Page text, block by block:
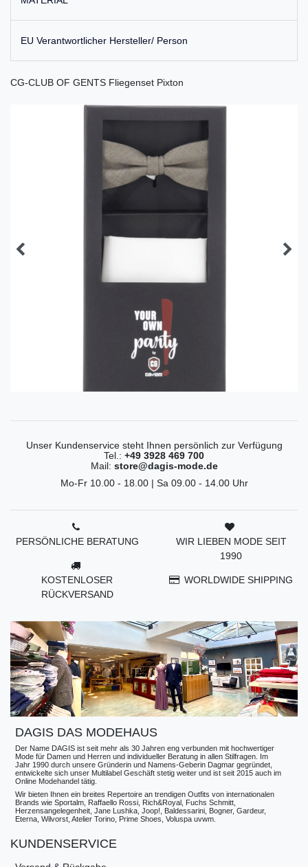
EU Verantwortlicher Hersteller/ Person
CG-CLUB OF GENTS Fliegenset Pixton
Unser Kundenservice steht Ihnen persönlich zur Verfügung
Tel.: +49 3928 469 700
Mail: store@dagis-mode.de
Mo-Fr 10.00 - 18.00 | Sa 09.00 - 14.00 Uhr
PERSÖNLICHE BERATUNG
KOSTENLOSER
RÜCKVERSAND
WIR LIEBEN MODE SEIT
1990
WORLDWIDE SHIPPING
DAGIS DAS MODEHAUS
Der Name DAGIS ist seit mehr als 30 Jahren eng verbunden mit hochwertiger
Mode für Damen und Herren und individueller Beratung in allen Stilfragen. Im
Jahr 1990 durch unsere Gründerin und Namens-Geberin Dagmar gegründet,
entwickelte sich unser Multilabel Geschäft stetig weiter und ist seit 2015 auch im
Online Modehandel tätig.
Wir bieten Ihnen ein breites Repertoire an trendigen Outfits von internationalen
Brands wie Sportalm, Raffaello Rossi, Rich&Royal, Fuchs Schmitt,
Herzensangelegenheit, Jane Lushka, Joop!, Baldessarini, Bogner, Gardeur,
Eterna, Wilvorst, Atelier Torino, Prime Shoes, Voluspa uvwm.
KUNDENSERVICE